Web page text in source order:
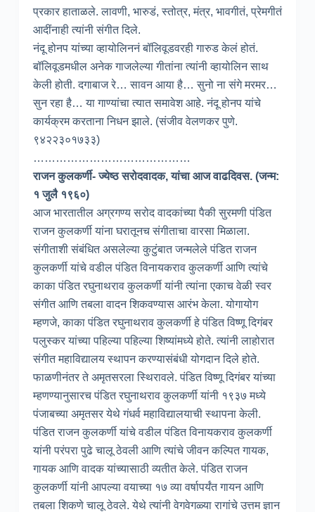
प्रकार हाताळले. लावणी, भारुडं, स्तोत्र, मंत्र, भावगीतं, प्रेमगीतं
आदींनाही त्यांनी संगीत दिले.
नंदू होनप यांच्या व्हायोलिननं बॉलिवूडवरही गारुड केलं होतं.
बॉलिवूडमधील अनेक गाजलेल्या गीतांना त्यांनी व्हायोलिन साथ
केली होती. दगाबाज रे… सावन आया है… सुनो ना संगे मरमर…
सुन रहा है… या गाण्यांचा त्यात समावेश आहे. नंदू होनप यांचे
कार्यक्रम करताना निधन झाले. (संजीव वेलणकर पुणे.
९४२२३०१७३३)
……………………………………
राजन कुलकर्णी- ज्येष्ठ सरोदवादक, यांचा आज वाढदिवस. (जन्म:
१ जुलै १९६०)
आज भारतातील अग्रगण्य सरोद वादकांच्या पैकी सुरमणी पंडित
राजन कुलकर्णी यांना घरातूनच संगीताचा वारसा मिळाला.
संगीताशी संबंधित असलेल्या कुटुंबात जन्मलेले पंडित राजन
कुलकर्णी यांचे वडील पंडित विनायकराव कुलकर्णी आणि त्यांचे
काका पंडित रघुनाथराव कुलकर्णी यांनी त्यांना एकाच वेळी स्वर
संगीत आणि तबला वादन शिकवण्यास आरंभ केला. योगायोग
म्हणजे, काका पंडित रघुनाथराव कुलकर्णी हे पंडित विष्णू दिगंबर
पलुस्कर यांच्या पहिल्या पहिल्या शिष्यांमध्ये होते. त्यांनी लाहोरात
संगीत महाविद्यालय स्थापन करण्यासंबंधी योगदान दिले होते.
फाळणीनंतर ते अमृतसरला स्थिरावले. पंडित विष्णू दिगंबर यांच्या
म्हणण्यानुसारच पंडित रघुनाथराव कुलकर्णी यांनी १९३७ मध्ये
पंजाबच्या अमृतसर येथे गंधर्व महाविद्यालयाची स्थापना केली.
पंडित राजन कुलकर्णी यांचे वडील पंडित विनायकराव कुलकर्णी
यांनी परंपरा पुढे चालू ठेवली आणि त्यांचे जीवन कल्पित गायक,
गायक आणि वादक यांच्यासाठी व्यतीत केले. पंडित राजन
कुलकर्णी यांनी आपल्या वयाच्या १७ व्या वर्षापर्यंत गायन आणि
तबला शिकणे चालू ठेवले. येथे त्यांनी वेगवेगळ्या रागांचे उत्तम ज्ञान